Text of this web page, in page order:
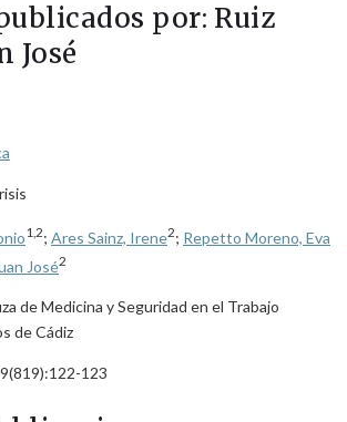
por: Ruiz
José
1,2; Ares Sainz, Irene2; Repetto Moreno, Eva
José2
de Medicina y Seguridad en el Trabajo
de Cádiz
123